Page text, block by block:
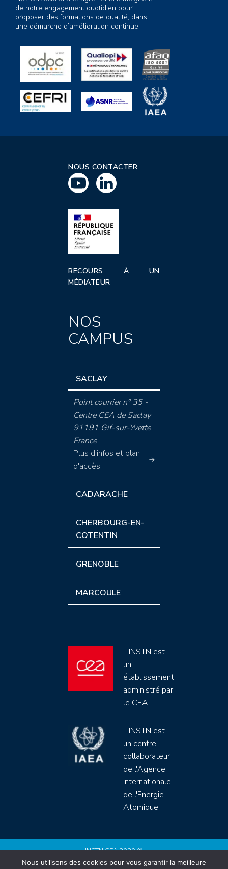
de notre engagement quotidien pour
proposer des formations de qualité, dans
une démarche d’amélioration continue.
NOUS CONTACTER
RECOURS À UN
MÉDIATEUR
NOS
CAMPUS
SACLAY
Point courrier n° 35 -
Centre CEA de Saclay
91191 Gif-sur-Yvette
France
Plus d'infos et plan
d'accès
CADARACHE
CHERBOURG-EN-
COTENTIN
GRENOBLE
MARCOULE
L'INSTN est
un
établissement
administré par
le CEA
L'INSTN est
un centre
collaborateur
de l'Agence
Internationale
de l'Energie
Atomique
INSTN CEA 2020 ©
Politique de protection de données (rgpd)
Nous utilisons des cookies pour vous garantir la meilleure